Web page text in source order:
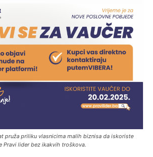
pruža priliku vlasnicima malih biznisa da iskoriste
Pravi lider bez ikakvih troškova.